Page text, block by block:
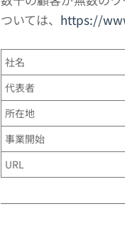
ついては、 https://
社名
代表者
所在地
事業開始
URL